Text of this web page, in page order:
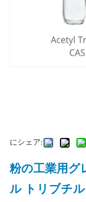
にシェア:
粉の工業用グ
ル トリブチ